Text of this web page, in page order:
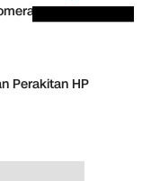
Indonesia Ong
Perakitan HP